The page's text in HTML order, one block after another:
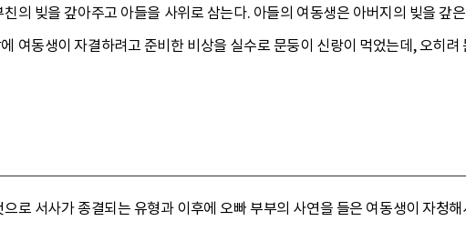
의 빚을 갚아주고 아들을 사위로 삼는다. 아들의 여동생은 아버지의 빚을 갚
여동생이 자결하려고 준비한 비상을 실수로 문둥이 신랑이 먹었는데, 오히
로 서사가 종결되는 유형과 이후에 오빠 부부의 사연을 들은 여동생이 자청